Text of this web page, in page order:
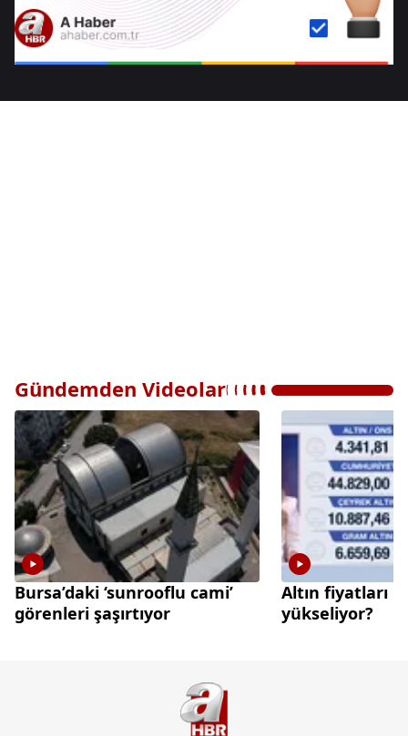
Gündemden Videolar
Bursa’daki ‘sunrooflu cami’
görenleri şaşırtıyor
Altın fiyatları
yükseliyor?